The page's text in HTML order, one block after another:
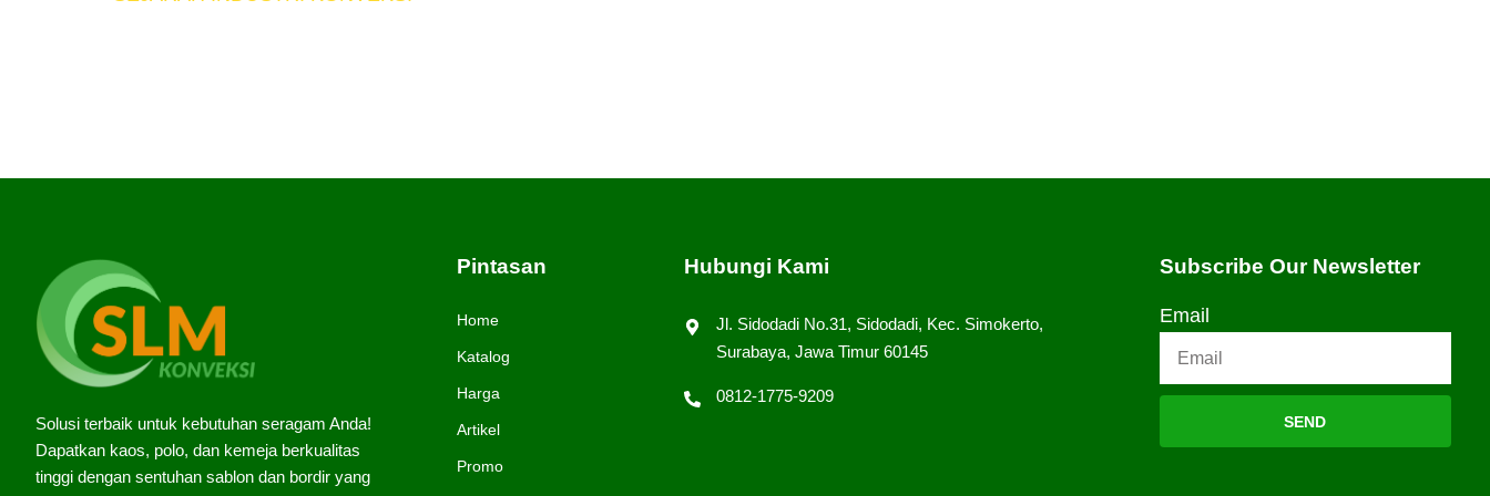
Solusi terbaik untuk kebutuhan seragam Anda!
Dapatkan kaos, polo, dan kemeja berkualitas
tinggi dengan sentuhan sablon dan bordir yang
Pintasan
Home
Katalog
Harga
Artikel
Promo
Hubungi Kami
Jl. Sidodadi No.31, Sidodadi, Kec. Simokerto,
Surabaya, Jawa Timur 60145
0812-1775-9209
Subscribe Our Newsletter
Email
SEND